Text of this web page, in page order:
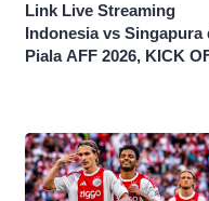
Link Live Streaming
Indonesia vs Singapura
Piala AFF 2026, KICK